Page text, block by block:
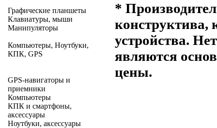
Графические планшеты
Клавиатуры, мыши
Манипуляторы
Компьютеры, Ноутбуки,
КПК, GPS
GPS-навигаторы и
приемники
Компьютеры
КПК и смартфоны,
аксессуары
Ноутбуки, аксессуары
*
конструктива,
устройства.
являются
цены.